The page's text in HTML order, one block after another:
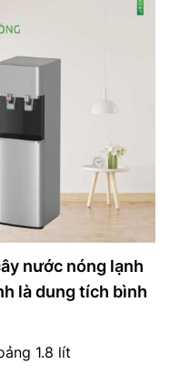
nước nóng lạnh
là dung tích bình
1.8 lít